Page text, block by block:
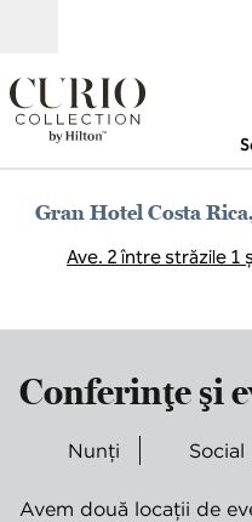
Gran Hotel Costa
Ave. 2 între străzile 1
Conferinţe şi
Nunți Social
Avem două locații de